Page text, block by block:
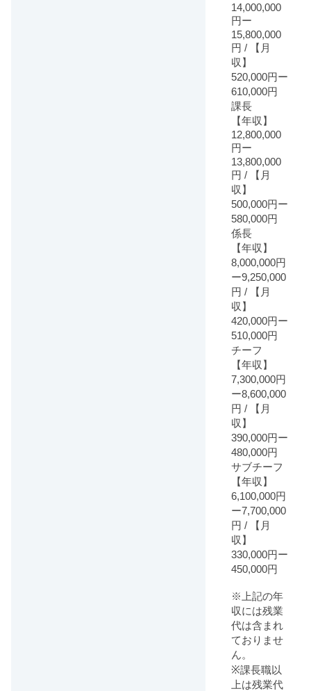
14,000,000
円ー
15,800,000
円 / 【月
収】
520,000円ー
610,000円
課長
【年収】
12,800,000
円ー
13,800,000
円 / 【月
収】
500,000円ー
580,000円
係長
【年収】
8,000,000円
ー9,250,000
円 / 【月
収】
420,000円ー
510,000円
チーフ
【年収】
7,300,000円
ー8,600,000
円 / 【月
収】
390,000円ー
480,000円
サブチーフ
【年収】
6,100,000円
ー7,700,000
円 / 【月
収】
330,000円ー
450,000円
※上記の年
収には残業
代は含まれ
ておりませ
ん。
※課長職以
上は残業代